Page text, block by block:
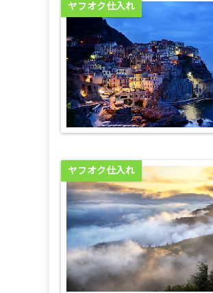
ヤフオク仕入れ
ヤフオク仕入れ